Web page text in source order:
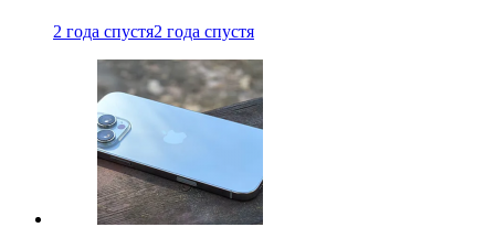
2 года спустя2 года спустя